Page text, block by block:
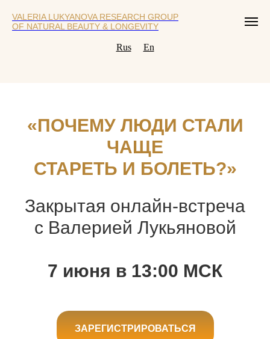
VALERIA LUKYANOVA RESEARCH GROUP
OF NATURAL BEAUTY & LONGEVITY
Rus En
«ПОЧЕМУ ЛЮДИ СТАЛИ
ЧАЩЕ
СТАРЕТЬ И БОЛЕТЬ?»
Закрытая онлайн-встреча
с Валерией Лукьяновой
7 июня в 13:00 МСК
ЗАРЕГИСТРИРОВАТЬСЯ